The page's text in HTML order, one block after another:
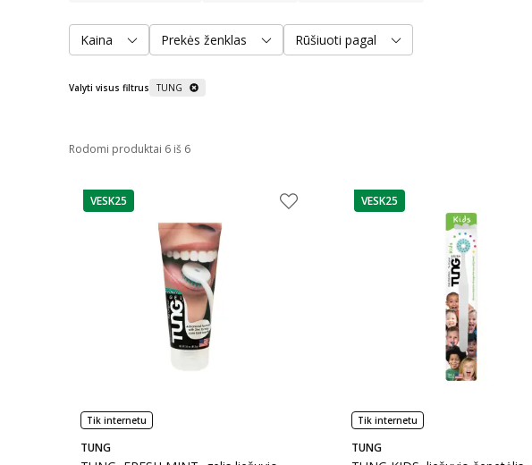
Kaina Prekės ženklas Rūšiuoti pagal
Valyti visus filtrus TUNG
Rodomi produktai 6 iš 6
patarimas
VESK25
Tik internetu
TUNG
patarimas
VESK25
Tik internetu
TUNG